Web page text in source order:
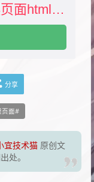
源码下载
分享
页面
宜技术猫 原创文
处。